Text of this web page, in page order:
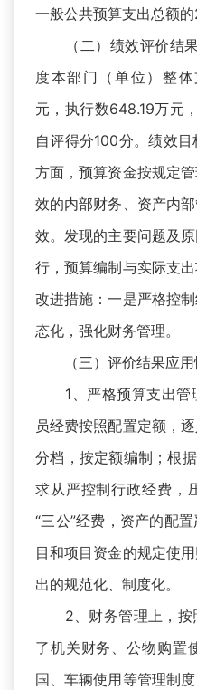
一般公共预算支出总额的
（二）绩效评价结果
度本部门（单位）整
元，执行数648.19万元
自评得分100分。绩效
方面，预算资金按规定
效的内部财务、资产内
效。发现的主要问题及
行，预算编制与实际支
改进措施：一是严格控
态化，强化财务管理。
（三）评价结果应用
1、严格预算支出管
员经费按照配置定额，
分档，按定额编制；根
求从严控制行政经费，
“三公”经费，资产的配
目和项目资金的规定使
出的规范化、制度化。
2、财务管理上，按
了机关财务、公物购置
国、车辆使用等管理制